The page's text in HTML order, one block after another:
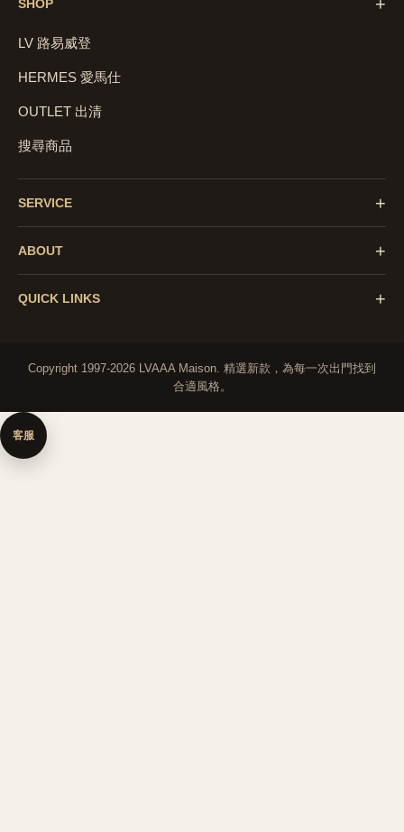
SHOP
LV 路易威登
HERMES 愛馬仕
OUTLET 出清
搜尋商品
SERVICE +
ABOUT +
QUICK LINKS +
Copyright 1997-2026 LVAAA Maison. 精選新款，為每一次出門找到
合適風格。